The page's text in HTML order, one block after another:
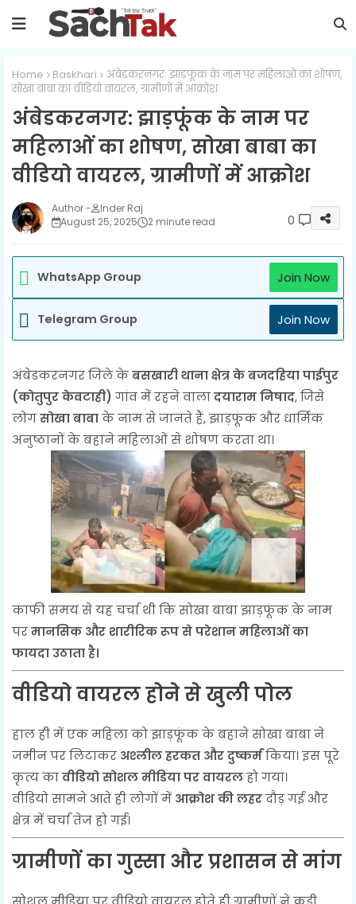
Home Baskhari
अंबेडकरनगर: झाड़फूंक के नाम पर महिलाओं का शोषण,
सोखा बाबा का वीडियो वायरल, ग्रामीणों में आक्रोश
अंबेडकरनगर: झाड़फूंक के नाम पर
महिलाओं का शोषण, सोखा बाबा का
वीडियो वायरल, ग्रामीणों में आक्रोश
Inder Raj
August 25, 2025
2 minute read 0
WhatsApp Group Join Now
Telegram Group Join Now
अंबेडकरनगर जिले केबसखारी थाना क्षेत्र के बजदहिया पाईपुर
(कोतुपुर केवटाही) गांव में रहने वालादयाराम निषाद, जिसे
लोगसोखा बाबाके नाम से जानते हैं, झाड़फूंक और धार्मिक
अनुष्ठानों के बहाने महिलाओं से शोषण करता था।
काफी समय से यह चर्चा थी कि सोखा बाबा झाड़फूंक के नाम
परमानसिक और शारीरिक रूप से परेशान महिलाओं का
फायदा उठाता है।
वीडियो वायरल होने से खुली पोल
हाल ही में एक महिला को झाड़फूंक के बहाने सोखा बाबा ने
जमीन पर लिटाकर अश्लील हरकत और दुष्कर्मकिया। इस पूरे
कृत्य कावीडियो सोशल मीडिया पर वायरलहो गया।
वीडियो सामने आते ही लोगों में आक्रोश की लहरदौड़ गई और
क्षेत्र में चर्चा तेज हो गई।
ग्रामीणों का गुस्सा और प्रशासन से मांग